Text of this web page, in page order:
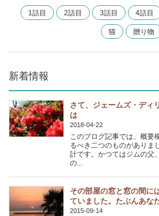
1話目 2話目 3話目 4話目
猫 贈り物
新着情報
さて、ジェームズ・ディ
は
2018-04-22
このブログ記事では、概要
るべき二つのものがありま
計です。かつてはジムの父
の...
その部屋の窓と窓の間に
ていました。たぶんあな
2015-09-14